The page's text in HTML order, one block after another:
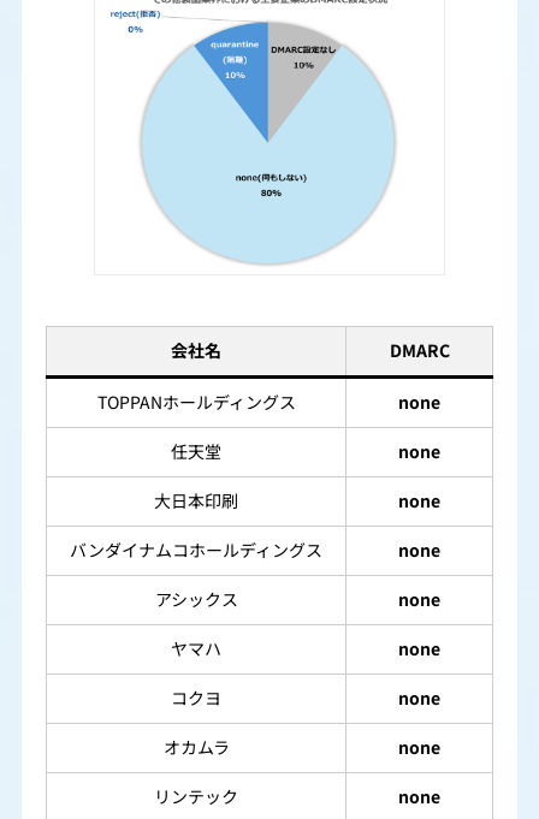
会社名
DMARC
TOPPANホールディングス
none
任天堂
none
大日本印刷
none
バンダイナムコホールディングス
none
アシックス
none
ヤマハ
none
コクヨ
none
オカムラ
none
リンテック
none